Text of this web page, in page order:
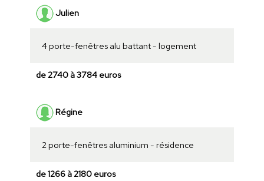
Julien
4 porte-fenêtres alu battant - logement
de 2740 à 3784 euros
Régine
2 porte-fenêtres aluminium - résidence
de 1266 à 2180 euros